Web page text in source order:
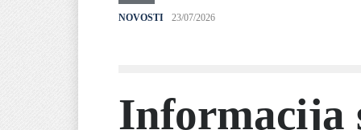
NOVOSTI 23/07/2026
Informacija